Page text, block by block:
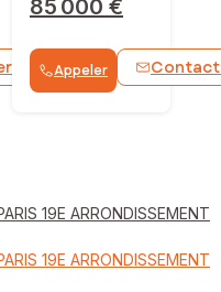
WhatsApp
85 000 €
Appeler
19E ARRONDISSEMENT
19E ARRONDISSEMENT